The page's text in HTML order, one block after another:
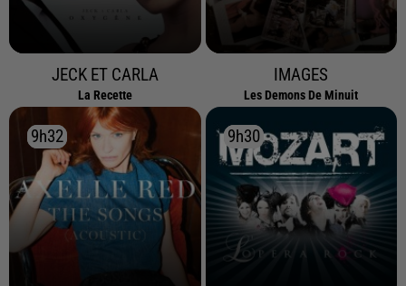
JECK ET CARLA
La Recette
IMAGES
Les Demons De Minuit
9h32
9h32 9h30
9h30